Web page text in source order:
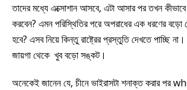
তাদের মধ্যে এক্সোশান আসবে, এটা আসার পর তখন কীভাবে
করবেন? এমন পরিস্থিতির পরে অপরাধের এক ধরণের বড়ো
হবে? এসব নিয়ে কিন্তু রাষ্ট্রের প্রস্তুতি দেখতে পাচ্ছি
জায়গা থেকে খুব বড়ো সঙ্কট।
অনেকেই জানেন যে, চীনে ভাইরাসটা শনাক্ত করার পর